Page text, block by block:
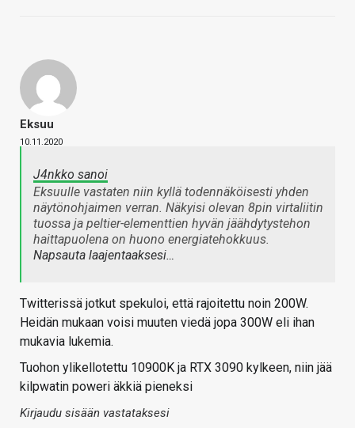
Eksuu
10.11.2020
J4nkko sanoi
Eksuulle vastaten niin kyllä todennäköisesti yhden
näytönohjaimen verran. Näkyisi olevan 8pin virtaliitin
tuossa ja peltier-elementtien hyvän jäähdytystehon
haittapuolena on huono energiatehokkuus.
Napsauta laajentaaksesi…
Twitterissä jotkut spekuloi, että rajoitettu noin 200W.
Heidän mukaan voisi muuten viedä jopa 300W eli ihan
mukavia lukemia.
Tuohon ylikellotettu 10900K ja RTX 3090 kylkeen, niin jää
kilpwatin poweri äkkiä pieneksi
Kirjaudu sisään vastataksesi